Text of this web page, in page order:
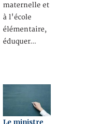
maternelle et
à l'école
élémentaire,
éduquer…
Le ministre